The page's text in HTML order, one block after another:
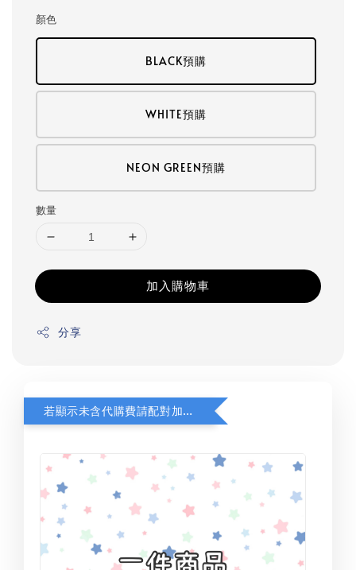
顏色
BLACK預購
WHITE預購
NEON GREEN預購
數量
加入購物車
分享
若顯示未含代購費請配對加購(未加購視同無效訂單)